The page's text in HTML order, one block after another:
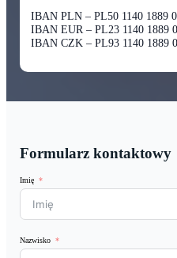
IBAN PLN – PL50 1140 1889
IBAN EUR – PL23 1140 1889
IBAN CZK – PL93 1140 1889
Formularz kontaktowy
Imię
Nazwisko